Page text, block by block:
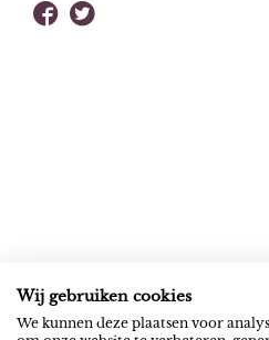
ROB RIEMEN SOCIAL
Wij gebruiken cookies
We kunnen deze plaatsen voor